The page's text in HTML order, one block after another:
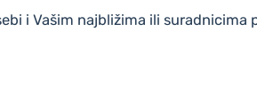
i Vašim najbližima ili